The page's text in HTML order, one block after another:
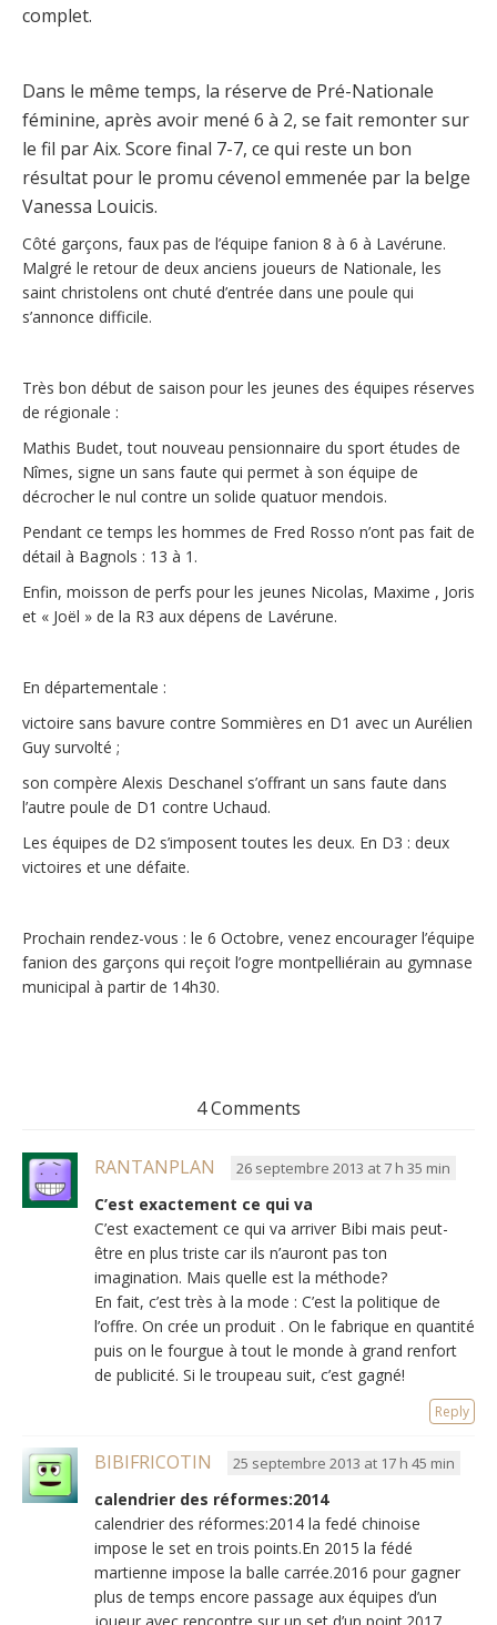
complet.
Dans le même temps, la réserve de Pré-Nationale
féminine, après avoir mené 6 à 2, se fait remonter sur
le fil par Aix. Score final 7-7, ce qui reste un bon
résultat pour le promu cévenol emmenée par la belge
Vanessa Louicis.
Côté garçons, faux pas de l’équipe fanion 8 à 6 à Lavérune.
Malgré le retour de deux anciens joueurs de Nationale, les
saint christolens ont chuté d’entrée dans une poule qui
s’annonce difficile.
Très bon début de saison pour les jeunes des équipes réserves
de régionale :
Mathis Budet, tout nouveau pensionnaire du sport études de
Nîmes, signe un sans faute qui permet à son équipe de
décrocher le nul contre un solide quatuor mendois.
Pendant ce temps les hommes de Fred Rosso n’ont pas fait de
détail à Bagnols : 13 à 1.
Enfin, moisson de perfs pour les jeunes Nicolas, Maxime , Joris
et « Joël » de la R3 aux dépens de Lavérune.
En départementale :
victoire sans bavure contre Sommières en D1 avec un Aurélien
Guy survolté ;
son compère Alexis Deschanel s’offrant un sans faute dans
l’autre poule de D1 contre Uchaud.
Les équipes de D2 s’imposent toutes les deux. En D3 : deux
victoires et une défaite.
Prochain rendez-vous : le 6 Octobre, venez encourager l’équipe
fanion des garçons qui reçoit l’ogre montpelliérain au gymnase
municipal à partir de 14h30.
4 Comments
RANTANPLAN 26 septembre 2013 at 7 h 35 min
C’est exactement ce qui va
C’est exactement ce qui va arriver Bibi mais peut-
être en plus triste car ils n’auront pas ton
imagination. Mais quelle est la méthode?
En fait, c’est très à la mode : C’est la politique de
l’offre. On crée un produit . On le fabrique en quantité
puis on le fourgue à tout le monde à grand renfort
de publicité. Si le troupeau suit, c’est gagné!
Reply
BIBIFRICOTIN 25 septembre 2013 at 17 h 45 min
calendrier des réformes:2014
calendrier des réformes:2014 la fedé chinoise
impose le set en trois points.En 2015 la fédé
martienne impose la balle carrée.2016 pour gagner
plus de temps encore passage aux équipes d’un